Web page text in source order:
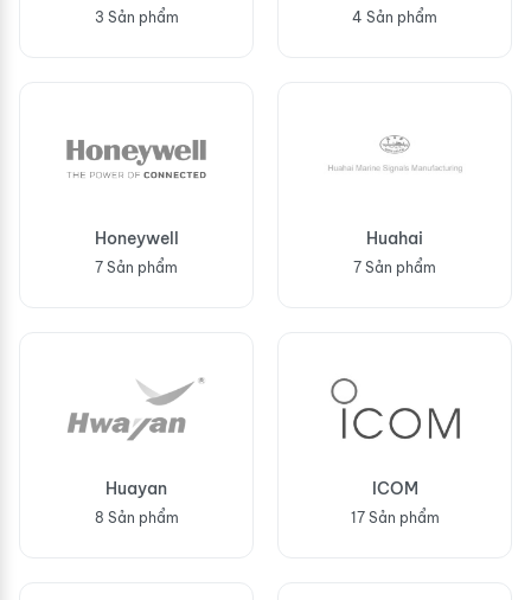
3 Sản phẩm 4 Sản phẩm
Honeywell
7 Sản phẩm
Huahai
7 Sản phẩm
Huayan
8 Sản phẩm
ICOM
17 Sản phẩm